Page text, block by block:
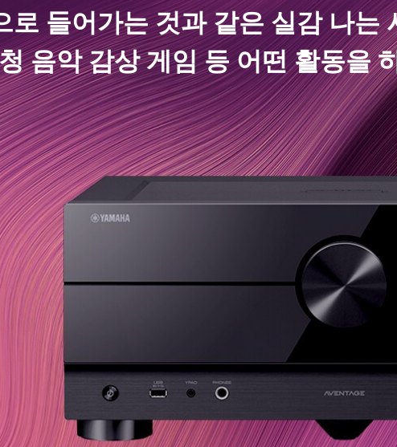
로 들어가는 것과 같은 실감 나는
음악 감상 게임 등 어떤 활동을